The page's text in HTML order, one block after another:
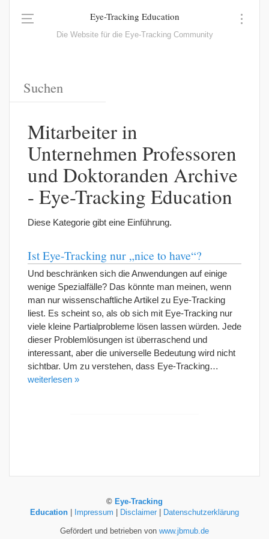
Eye-Tracking Education
Die Website für die Eye-Tracking Community
Mitarbeiter in
Unternehmen Professoren
und Doktoranden Archive
- Eye-Tracking Education
Diese Kategorie gibt eine Einführung.
Ist Eye-Tracking nur „nice to have“?
Und beschränken sich die Anwendungen auf einige
wenige Spezialfälle? Das könnte man meinen, wenn
man nur wissenschaftliche Artikel zu Eye-Tracking
liest. Es scheint so, als ob sich mit Eye-Tracking nur
viele kleine Partialprobleme lösen lassen würden. Jede
dieser Problemlösungen ist überraschend und
interessant, aber die universelle Bedeutung wird nicht
sichtbar. Um zu verstehen, dass Eye-Tracking…
weiterlesen »
© Eye-Tracking
Education
Impressum Disclaimer Datenschutzerklärung
Gefördert und betrieben von www.jbmub.de